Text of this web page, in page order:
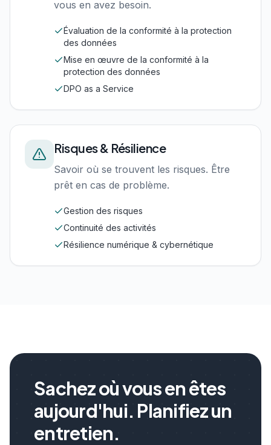
vous en avez besoin.
Évaluation de la conformité à la protection
des données
Mise en œuvre de la conformité à la
protection des données
DPO as a Service
Risques & Résilience
Savoir où se trouvent les risques. Être
prêt en cas de problème.
Gestion des risques
Continuité des activités
Résilience numérique & cybernétique
Sachez où vous en êtes
aujourd'hui. Planifiez un
entretien.